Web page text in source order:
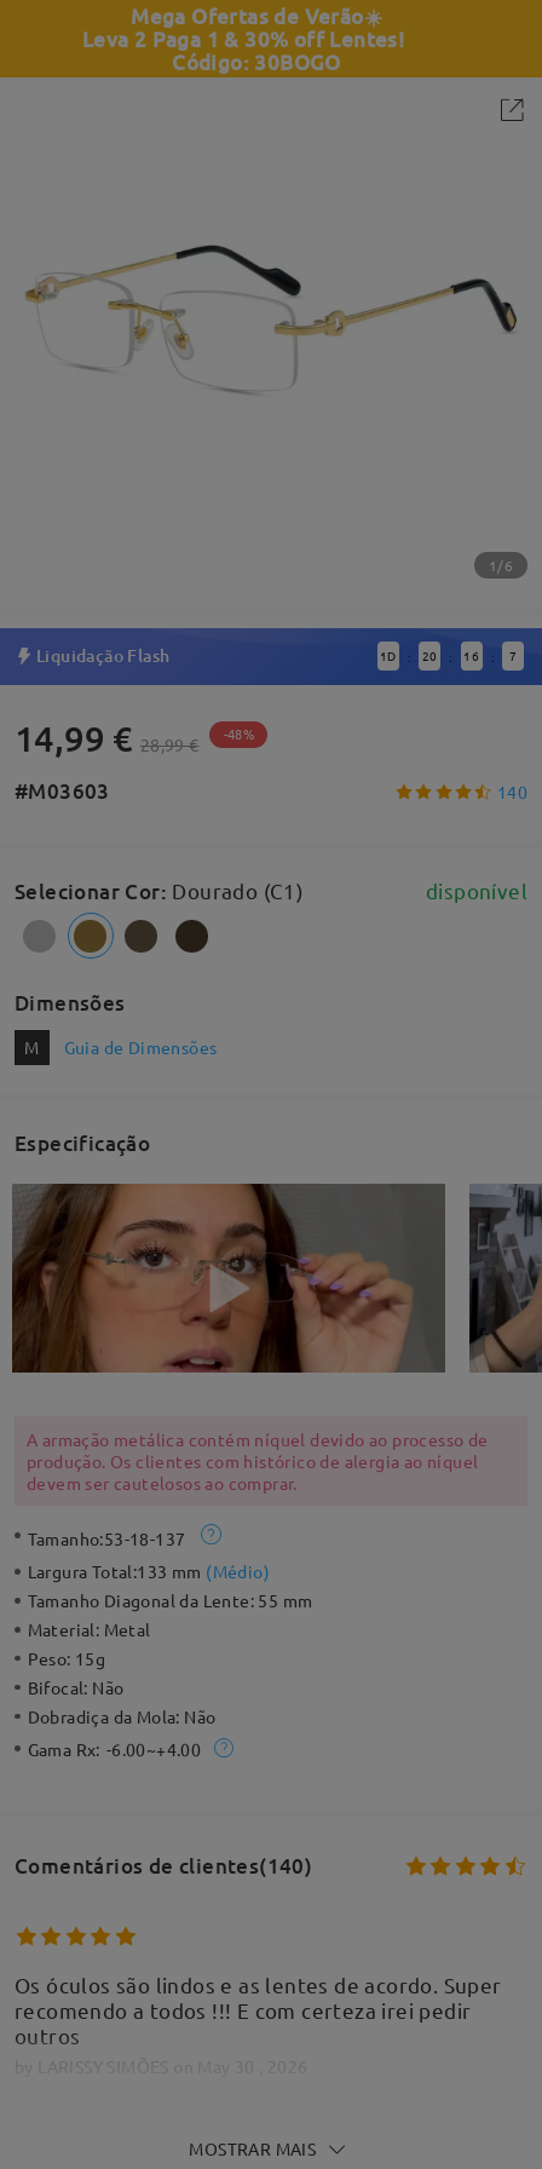
Mega Ofertas de Verão☀️
Leva 2 Paga 1 & 30% off Lentes!
Código: 30BOGO
1/6
Liquidação Flash 1 D : 20 : 16 : 6
14,99 € 28,99 € -48%
#M03603 140
Selecionar Cor: Dourado (C1) disponível
Dimensões
M Guia de Dimensões
Especificação
A armação metálica contém níquel devido ao processo de
produção. Os clientes com histórico de alergia ao níquel
devem ser cautelosos ao comprar.
Tamanho:53-18-137
Largura Total:133 mm (Médio)
Tamanho Diagonal da Lente: 55 mm
Material: Metal
Peso: 15g
Bifocal: Não
Dobradiça da Mola: Não
Gama Rx: -6.00~+4.00
Comentários de clientes(140)
Os óculos são lindos e as lentes de acordo. Super
recomendo a todos !!! E com certeza irei pedir
outros
LARISSY SIMÕES
MOSTRAR MAIS